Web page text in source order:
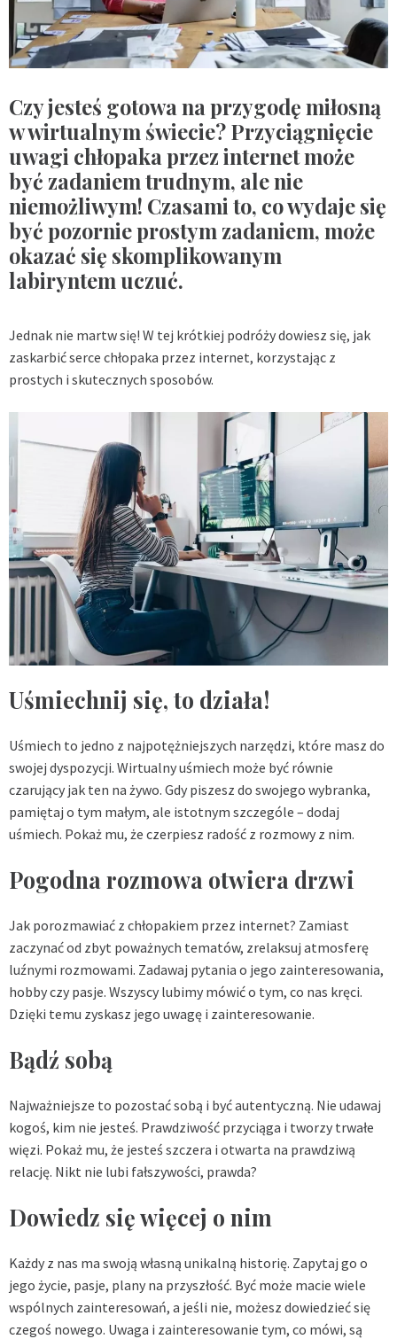
Czy jesteś gotowa na przygodę miłosną
w wirtualnym świecie? Przyciągnięcie
uwagi chłopaka przez internet może
być zadaniem trudnym, ale nie
niemożliwym! Czasami to, co wydaje się
być pozornie prostym zadaniem, może
okazać się skomplikowanym
labiryntem uczuć.
Jednak nie martw się! W tej krótkiej podróży dowiesz się, jak
zaskarbić serce chłopaka przez internet, korzystając z
prostych i skutecznych sposobów.
Uśmiechnij się, to działa!
Uśmiech to jedno z najpotężniejszych narzędzi, które masz do
swojej dyspozycji. Wirtualny uśmiech może być równie
czarujący jak ten na żywo. Gdy piszesz do swojego wybranka,
pamiętaj o tym małym, ale istotnym szczególe – dodaj
uśmiech. Pokaż mu, że czerpiesz radość z rozmowy z nim.
Pogodna rozmowa otwiera drzwi
Jak porozmawiać z chłopakiem przez internet? Zamiast
zaczynać od zbyt poważnych tematów, zrelaksuj atmosferę
luźnymi rozmowami. Zadawaj pytania o jego zainteresowania,
hobby czy pasje. Wszyscy lubimy mówić o tym, co nas kręci.
Dzięki temu zyskasz jego uwagę i zainteresowanie.
Bądź sobą
Najważniejsze to pozostać sobą i być autentyczną. Nie udawaj
kogoś, kim nie jesteś. Prawdziwość przyciąga i tworzy trwałe
więzi. Pokaż mu, że jesteś szczera i otwarta na prawdziwą
relację. Nikt nie lubi fałszywości, prawda?
Dowiedz się więcej o nim
Każdy z nas ma swoją własną unikalną historię. Zapytaj go o
jego życie, pasje, plany na przyszłość. Być może macie wiele
wspólnych zainteresowań, a jeśli nie, możesz dowiedzieć się
czegoś nowego. Uwaga i zainteresowanie tym, co mówi, są